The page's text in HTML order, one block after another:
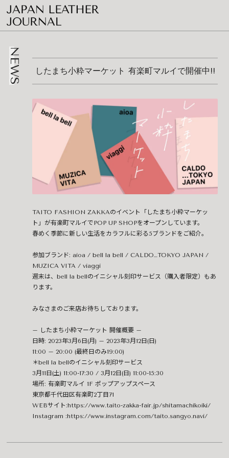
NEWS したまち小粋マーケット 有楽町マルイで開催中!!
TAITO FASHION ZAKKAのイベント「したまち小粋マーケッ
ト」が有楽町マルイでPOP UP SHOPをオープンしています。
春めく季節に新しい生活をカラフルに彩る5ブランドをご紹介。
参加ブランド: aioa / bell la bell / CALDO…TOKYO JAPAN /
MUZICA VITA / viaggi
週末は、bell la bellのイニシャル刻印サービス（購入者限定）もあ
ります。
みなさまのご来店お待ちしております。
– したまち小粋マーケット 開催概要 –
日時: 2023年3月6日(月) – 2023年3月12日(日)
11:00 – 20:00 (最終日のみ19:00)
＊bell la bellのイニシャル刻印サービス
3月11日(土) 11:00-17:30 / 3月12日(日) 11:00-15:30
場所: 有楽町マルイ 1F ポップアップスペース
東京都千代田区有楽町2丁目7­1
WEBサイト:https://www.taito-zakka-fair.jp/shitamachikoiki/
Instagram :https://www.instagram.com/taito.sangyo.navi/